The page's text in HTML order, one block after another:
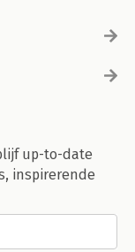
up-to-date
inspirerende